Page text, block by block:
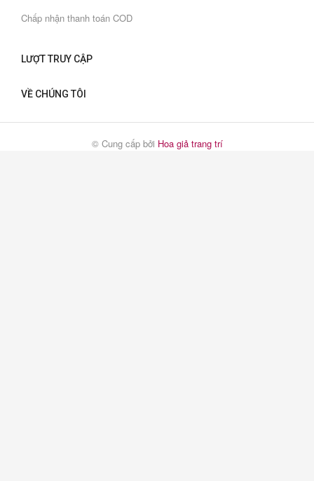
Chấp nhận thanh toán COD
LƯỢT TRUY CẬP
VỀ CHÚNG TÔI
© Cung cấp bởi Hoa giả trang trí